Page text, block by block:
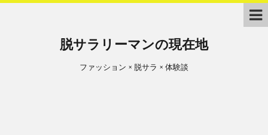
脱サラリーマンの現在地
ファッション × 脱サラ × 体験談